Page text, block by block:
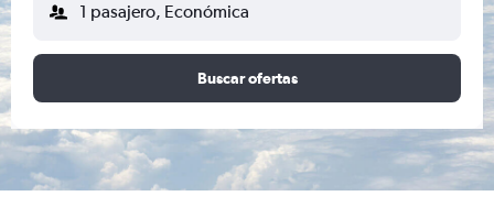
1 pasajero, Económica
Buscar ofertas